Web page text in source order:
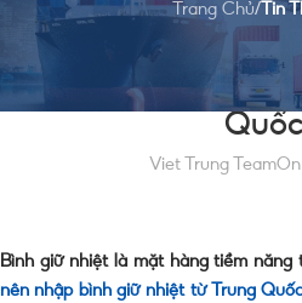
Trang Chủ/ Tin
Có nên nhập bình
Viet Trung TeamOn
Bình giữ nhiệt là mặt hàng tiềm năng
nên nhập bình giữ nhiệt từ Trung